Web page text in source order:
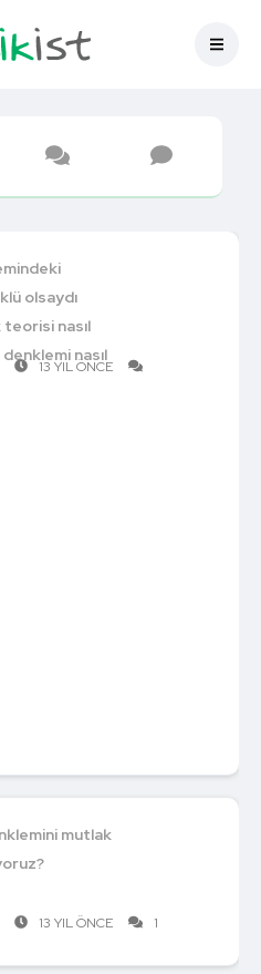
olsaydı
nasıl
nasıl
13 YIL ÖNCE
mutlak
13 YIL ÖNCE 1